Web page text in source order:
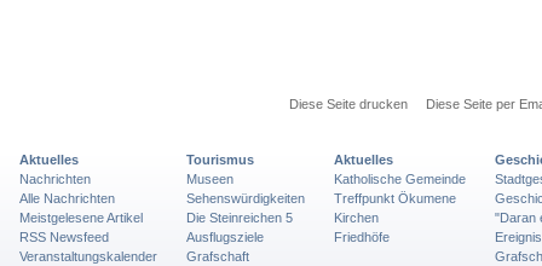
Diese Seite drucken Diese Seite per
Aktuelles
Nachrichten
Alle Nachrichten
Meistgelesene Artikel
RSS Newsfeed
Veranstaltungskalender
Tourismus
Museen
Sehenswürdigkeiten
Die Steinreichen 5
Ausflugsziele
Grafschaft
Aktuelles
Katholische Gemeinde
Treffpunkt Ökumene
Kirchen
Friedhöfe
"Daran